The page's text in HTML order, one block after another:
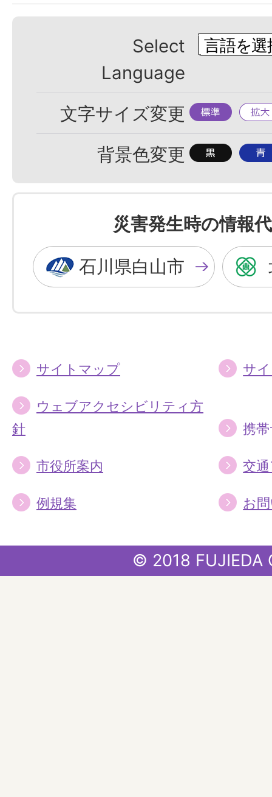
Select
Language
文字サイズ変更 標
準
拡
大
背景色変更 背
色
を
黒
色
に
背
色
を
青
色
に
災害発生時の情報
石川県白山市
サイトマップ サ
ウェブアクセシビリティ方
針
携
市役所案内 交
例規集 お
© 2018 FUJIEDA